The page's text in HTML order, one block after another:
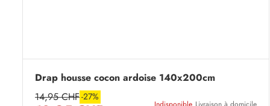
Drap housse cocon ardoise 140x200cm
14,95 CHF-27%
Indisponible Livraison à domicile